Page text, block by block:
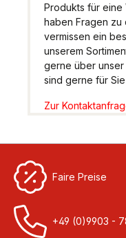
Produkts für eine
haben Fragen zu
vermissen ein
unserem
gerne über unser
sind gerne für
Zur
Faire Preise
+49 (0)9903 -